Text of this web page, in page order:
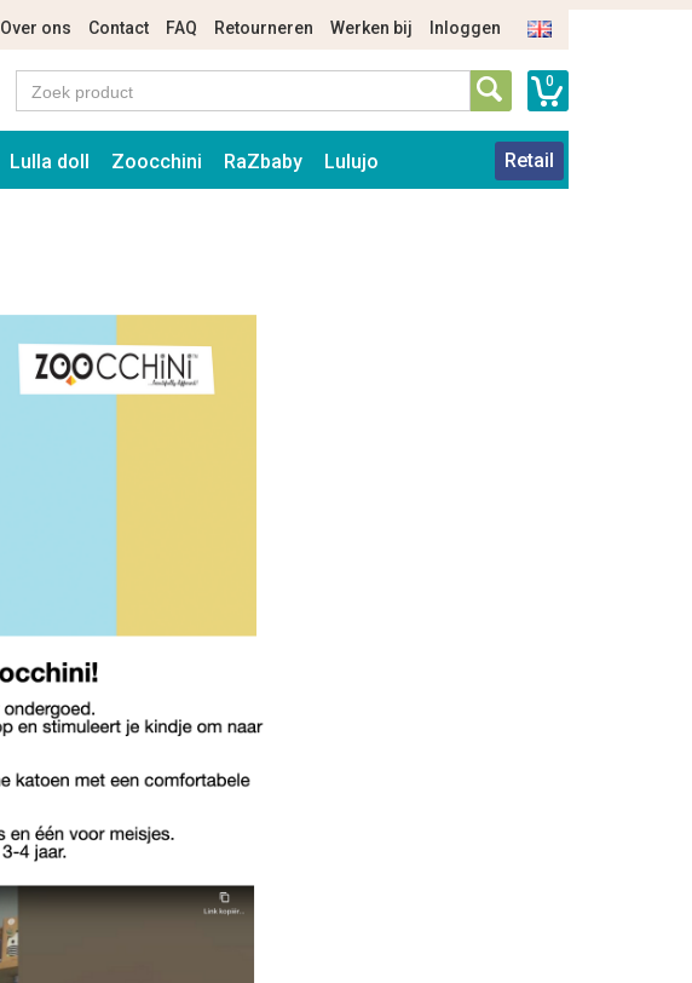
Over ons Contact FAQ Retourneren Werken bij Inloggen
0
Lulla doll Zoocchini RaZbaby Lulujo Retail